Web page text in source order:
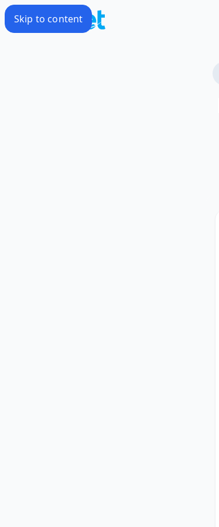
Skip to content